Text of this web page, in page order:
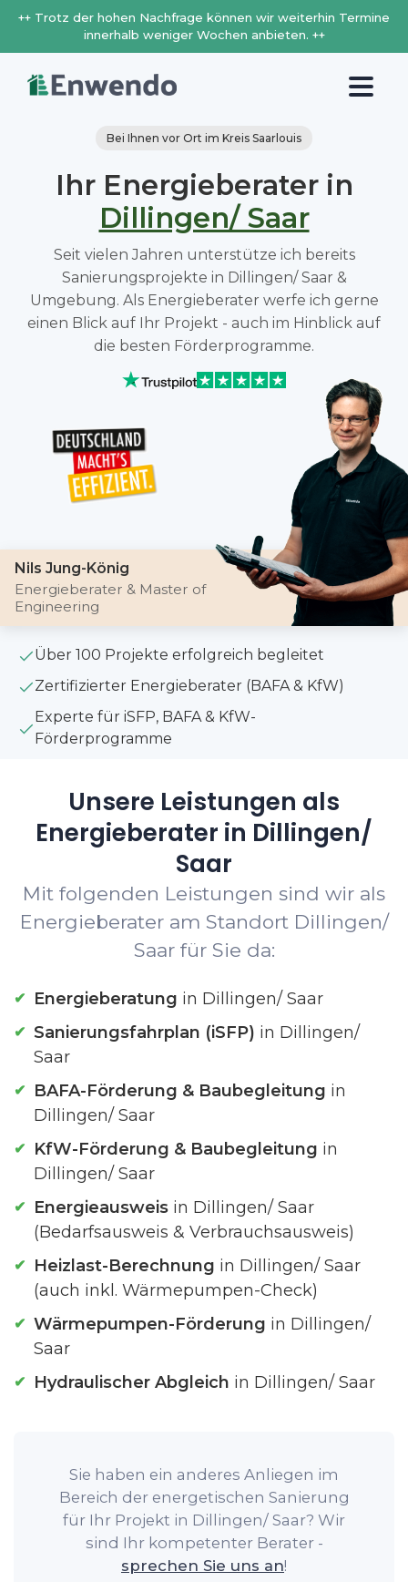
++ Trotz der hohen Nachfrage können wir weiterhin Termine
innerhalb weniger Wochen anbieten. ++
Bei Ihnen vor Ort im Kreis Saarlouis
Ihr Energieberater in
Dillingen/ Saar
Seit vielen Jahren unterstütze ich bereits
Sanierungsprojekte in Dillingen/ Saar &
Umgebung. Als Energieberater werfe ich gerne
einen Blick auf Ihr Projekt - auch im Hinblick auf
die besten Förderprogramme.
Nils Jung-König
Energieberater & Master of
Engineering
Über 100 Projekte erfolgreich begleitet
Zertifizierter Energieberater (BAFA & KfW)
Experte für iSFP, BAFA & KfW-
Förderprogramme
Unsere Leistungen als
Energieberater in Dillingen/
Saar
Mit folgenden Leistungen sind wir als
Energieberater am Standort Dillingen/
Saar für Sie da:
Energieberatung in Dillingen/ Saar
Sanierungsfahrplan (iSFP) in Dillingen/
Saar
BAFA-Förderung & Baubegleitung in
Dillingen/ Saar
KfW-Förderung & Baubegleitung in
Dillingen/ Saar
Energieausweis in Dillingen/ Saar
(Bedarfsausweis & Verbrauchsausweis)
Heizlast-Berechnung in Dillingen/ Saar
(auch inkl. Wärmepumpen-Check)
Wärmepumpen-Förderung in Dillingen/
Saar
Hydraulischer Abgleich in Dillingen/ Saar
Sie haben ein anderes Anliegen im
Bereich der energetischen Sanierung
für Ihr Projekt in Dillingen/ Saar? Wir
sind Ihr kompetenter Berater -
sprechen Sie uns an!